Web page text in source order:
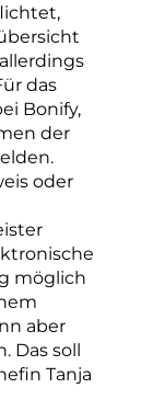
das
Bonify,
der
oder
möglich
aber
Das soll
Tanja